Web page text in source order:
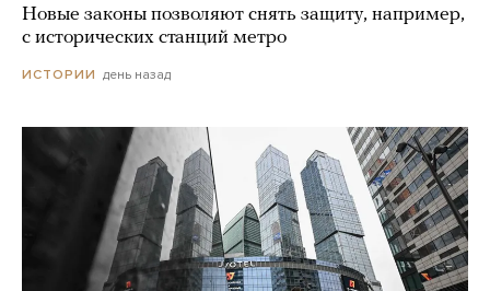
Новые законы позволяют снять защиту, например,
с исторических станций метро
ИСТОРИИ день назад